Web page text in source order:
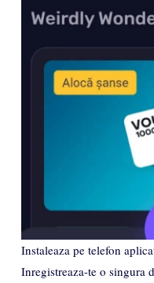
Instaleaza pe telefon
Inregistreaza-te o singura